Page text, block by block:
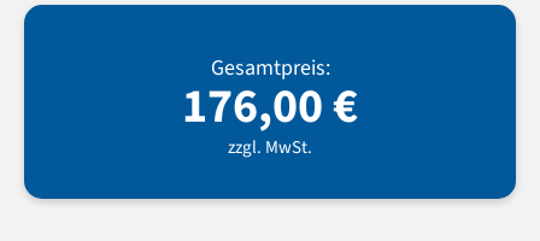
Gesamtpreis:
176,00€
zzgl. MwSt.